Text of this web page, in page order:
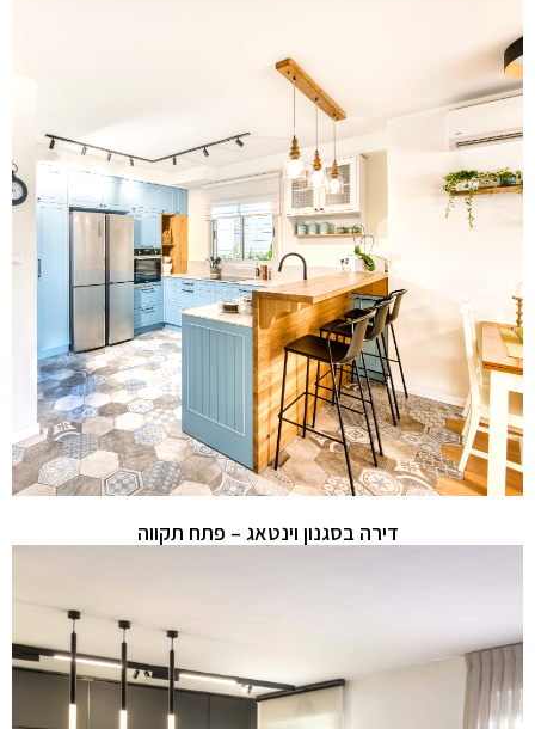
דירה בסגנון וינטאג – פתח תקווה